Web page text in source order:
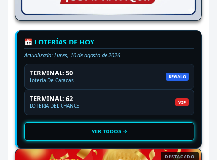
📅 LOTERÍAS DE HOY
Actualizado: Lunes, 10 de agosto de 2026
TERMINAL: 50
Loteria De Caracas
REGALO
TERMINAL: 62
LOTERIA DEL CHANCE
VIP
VER TODOS
DESTACADO